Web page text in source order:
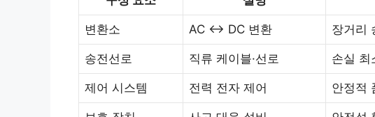
변환소 AC ↔ DC 변환 장거리
송전선로 직류 케이블·선로 손실 최
제어 시스템 전력 전자 제어 안정적